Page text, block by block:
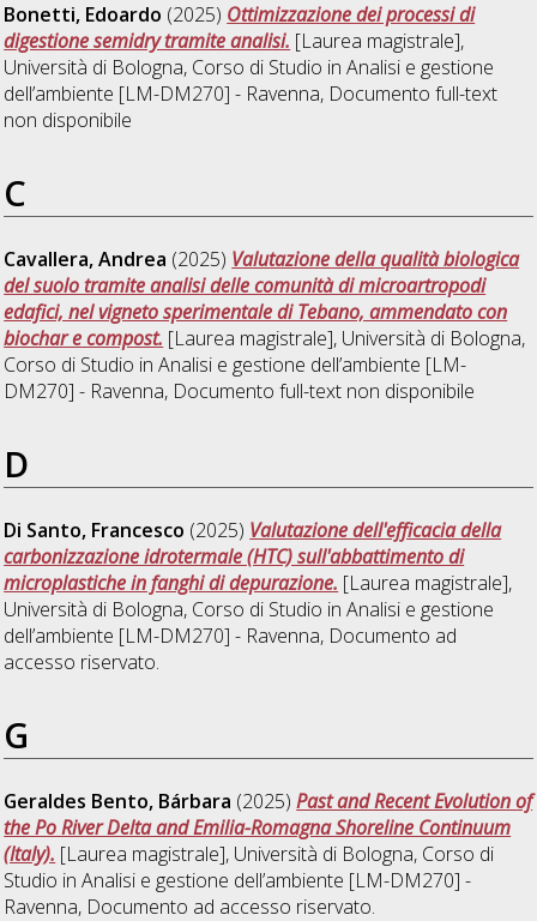
Bonetti, Edoardo (2025) Ottimizzazione dei processi di
digestione semidry tramite analisi. [Laurea magistrale],
Università di Bologna, Corso di Studio inAnalisi e gestione
dell’ambiente [LM-DM270] - Ravenna, Documento full-text
non disponibile
C
Cavallera, Andrea (2025) Valutazione della qualità biologica
del suolo tramite analisi delle comunità di microartropodi
edafici, nel vigneto sperimentale di Tebano, ammendato con
biochar e compost. [Laurea magistrale], Università di Bologna,
Corso di Studio inAnalisi e gestione dell’ambiente [LM-
DM270] - Ravenna, Documento full-text non disponibile
D
Di Santo, Francesco (2025) Valutazione dell'efficacia della
carbonizzazione idrotermale (HTC) sull'abbattimento di
microplastiche in fanghi di depurazione. [Laurea magistrale],
Università di Bologna, Corso di Studio inAnalisi e gestione
dell’ambiente [LM-DM270] - Ravenna, Documento ad
accesso riservato.
G
Geraldes Bento, Bárbara (2025)Past and Recent Evolution of
the Po River Delta and Emilia-Romagna Shoreline Continuum
(Italy). [Laurea magistrale], Università di Bologna, Corso di
Studio inAnalisi e gestione dell’ambiente [LM-DM270] -
Ravenna, Documento ad accesso riservato.